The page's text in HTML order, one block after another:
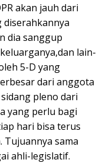
akan jauh dari
dia sanggup
lain-
5-D yang
dari anggota
pleno dari
yang perlu bagi
hari bisa terus
Tujuannya sama
ahli-legislatif.